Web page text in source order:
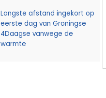
Langste afstand ingekort op
eerste dag van Groningse
4Daagse vanwege de
warmte